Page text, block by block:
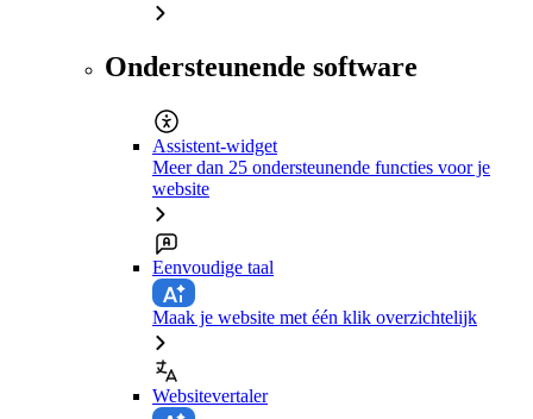
Ondersteunende software
Assistent-widget
Meer dan 25 ondersteunende functies voor je
website
Eenvoudige taal
Maak je website met één klik overzichtelijk
Websitevertaler